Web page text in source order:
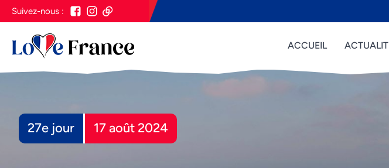
Suivez-nous :
ACCUEIL
27e jour 17 août 2024